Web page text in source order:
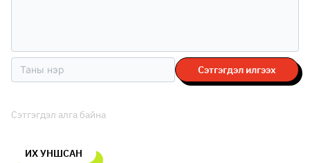
Сэтгэгдэл илгээх
Сэтгэгдэл алга байна
ИХ УНШСАН